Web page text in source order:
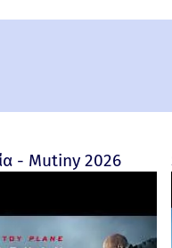
- Mutiny 2026